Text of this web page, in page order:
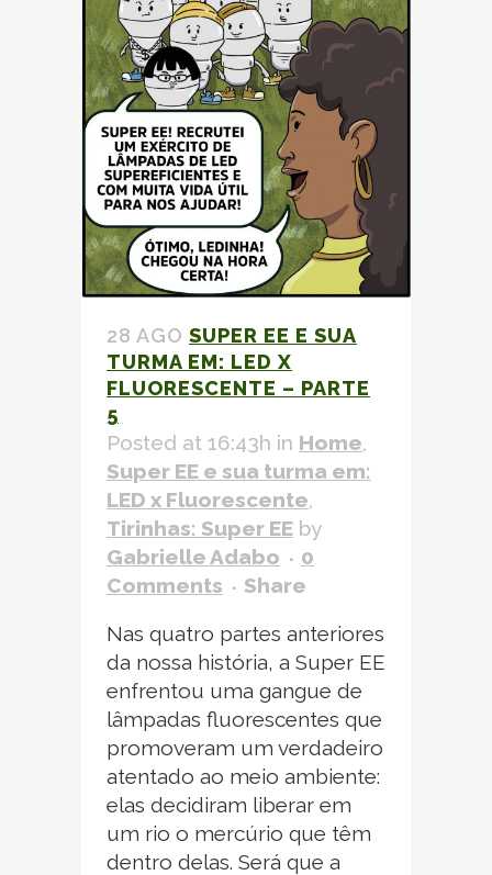
28 AGO SUPER EE E SUA
TURMA EM: LED X
FLUORESCENTE – PARTE
5
Posted at 16:43h in Home,
Super EE e sua turma em:
LED x Fluorescente,
Tirinhas: Super EE by
Gabrielle Adabo
0
Comments
Share
Nas quatro partes anteriores
da nossa história, a Super EE
enfrentou uma gangue de
lâmpadas fluorescentes que
promoveram um verdadeiro
atentado ao meio ambiente:
elas decidiram liberar em
um rio o mercúrio que têm
dentro delas. Será que a